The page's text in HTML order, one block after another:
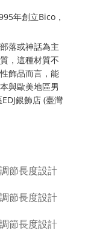
年創立Bico，
落或神話為主
，這種材質不
飾品而言，能
與歐美地區男
銀飾店 (臺灣